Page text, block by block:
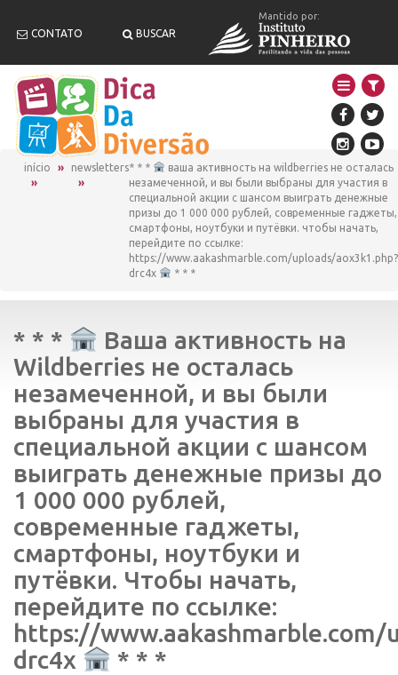
CONTATO BUSCAR
Mantido por:
início newsletters* * *
ваша активность на wildberries не осталась
незамеченной, и вы были выбраны для участия в
специальной акции с шансом выиграть денежные
призы до 1 000 000 рублей, современные гаджеты,
смартфоны, ноутбуки и путёвки. чтобы начать,
перейдите по ссылке:
https://www.aakashmarble.com/uploads/aox3k1.php?
drc4x
* * *
* * *
Ваша активность на
Wildberries не осталась
незамеченной, и вы были
выбраны для участия в
специальной акции с шансом
выиграть денежные призы до
1 000 000 рублей,
современные гаджеты,
смартфоны, ноутбуки и
путёвки. Чтобы начать,
перейдите по ссылке:
https://www.aakashmarble.com/
drc4x
* * *